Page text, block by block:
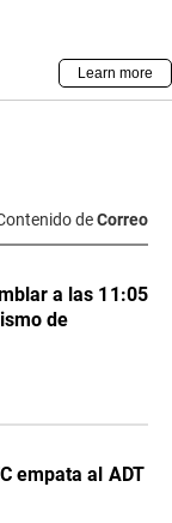
deCorreo
a las 11:05
de
empata al ADT